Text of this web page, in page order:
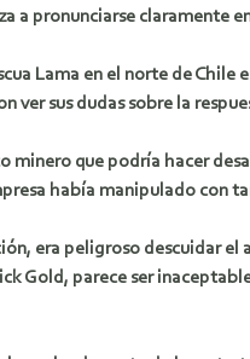
a pronunciarse claramente
Lama en el norte de
ver sus dudas sobre la
que podría hacer
había manipulado con
era peligroso descuidar
Gold, parece ser